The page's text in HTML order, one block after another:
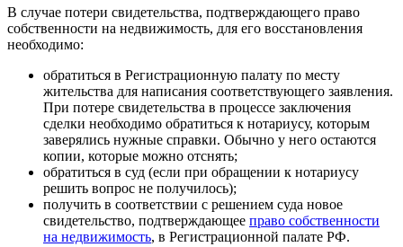
В случае потери свидетельства, подтверждающего право
собственности на недвижимость, для его восстановления
необходимо:
обратиться в Регистрационную палату по месту
жительства для написания соответствующего заявления.
При потере свидетельства в процессе заключения
сделки необходимо обратиться к нотариусу, которым
заверялись нужные справки. Обычно у него остаются
копии, которые можно отснять;
обратиться в суд (если при обращении к нотариусу
решить вопрос не получилось);
получить в соответствии с решением суда новое
свидетельство, подтверждающее право собственности
на недвижимость, в Регистрационной палате РФ.